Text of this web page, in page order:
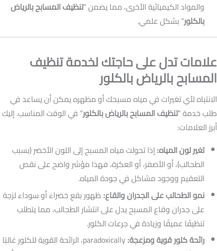
والمواد الكيميائية الأخرى، مما يضمن “تنظيف المسابح بالرياض
بالكلور” بشكل علمي.
علامات تدل على حاجتك لخدمة تنظيف
المسابح بالرياض بالكلور
الانتباه لأي تغيرات في مياه مسبحك أو مظهره يمكن أن يساعد في
طلب خدمة “تنظيف المسابح بالرياض بالكلور” في الوقت المناسب. إليك
أبرز العلامات:
تغير لون المياه:إذا تحولت مياه المسبح إلى اللون الأخضر (بسبب
الطحالب)، أو الأصفر، أو العكرة، فهذا مؤشر واضح على نقص
التعقيم ووجود مشاكل في جودة المياه.
نمو الطحالب على الجدران والقاع: ظهور بقع خضراء أو سوداء لزجة
على جدران وقاع المسبح يدل على انتشار الطحالب، مما يتطلب
تنظيفًا عميقًا وزيادة في جرعات الكلور.
رائحة كلور قوية ومزعجة:
paradoxically، الرائحة القوية للكلور غالبًا